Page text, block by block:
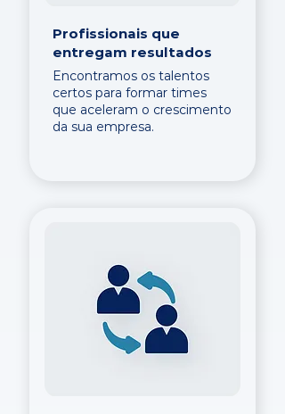
Profissionais que
entregam resultados
Encontramos os talentos
certos para formar times
que aceleram o crescimento
da sua empresa.